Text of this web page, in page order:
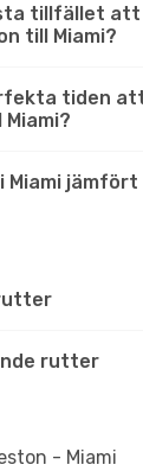
tillfället att
till Miami?
tiden
Miami
rutter
- Miami